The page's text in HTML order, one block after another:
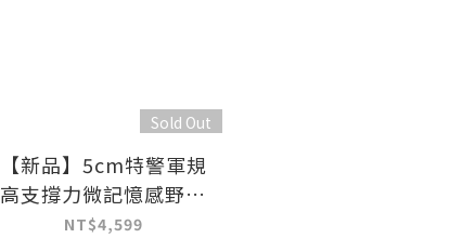
Sold Out
【新品】5cm特警軍規
高支撐力微記憶感野戰
輕量薄墊單人3尺
NT$4,599